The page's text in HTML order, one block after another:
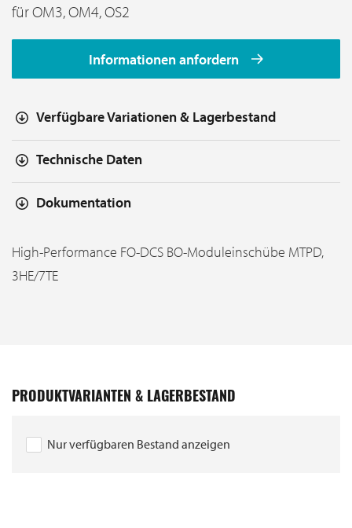
für OM3, OM4, OS2
Informationen anfordern
Verfügbare Variationen & Lagerbestand
Technische Daten
Dokumentation
High-Performance FO-DCS BO-Moduleinschübe MTPD,
3HE/7TE
PRODUKTVARIANTEN & LAGERBESTAND
Nur verfügbaren Bestand anzeigen